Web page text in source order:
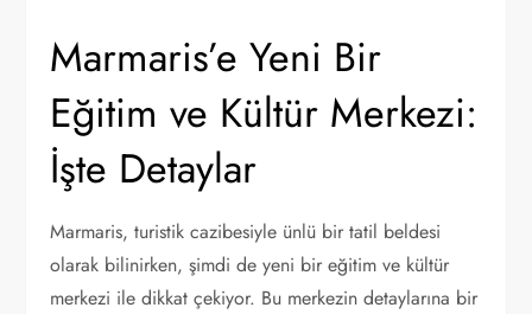
Marmaris’e Yeni Bir
Eğitim ve Kültür Merkezi:
İşte Detaylar
Marmaris, turistik cazibesiyle ünlü bir tatil beldesi
olarak bilinirken, şimdi de yeni bir eğitim ve kültür
merkezi ile dikkat çekiyor. Bu merkezin detaylarına bir